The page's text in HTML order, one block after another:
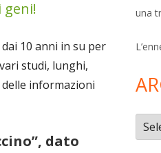
geni!
10 anni in su per
studi, lunghi,
informazioni
dato
una